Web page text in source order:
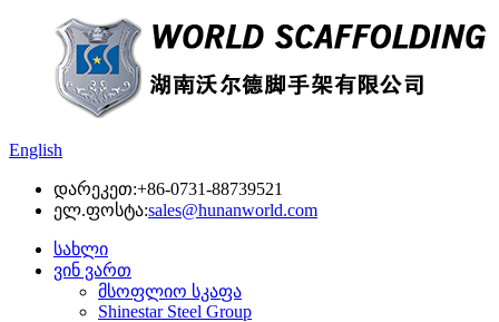
English
დარეკეთ:+86-0731-88739521
ელ.ფოსტა:sales@hunanworld.com
სახლი
ვინ ვართ
მსოფლიო სკაფა
Shinestar Steel Group